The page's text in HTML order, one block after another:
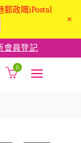
郵政嘅iPostal
×
會員登記
0